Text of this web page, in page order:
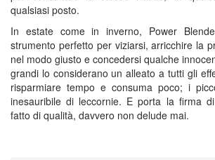
qualsiasi posto.
In estate come in inverno, Power
strumento perfetto per viziarsi, arricchire la
nel modo giusto e concedersi qualche
grandi lo considerano un alleato a tutti gli
risparmiare tempo e consuma poco; i
inesauribile di leccornie. E porta la firma
fatto di qualità, davvero non delude mai.